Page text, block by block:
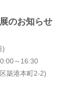
のお知らせ
)
～16:30
築港本町2-2)